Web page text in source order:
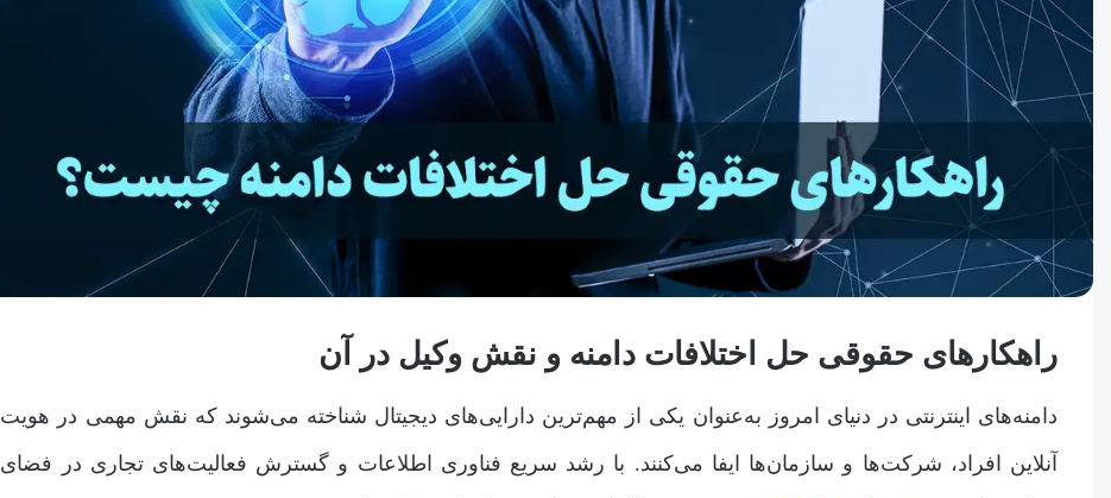
راهکارهای حقوقی حل اختلافات دامنه و نقش وکیل در آن
دامنه‌های اینترنتی در دنیای امروز به‌عنوان یکی از مهم‌ترین دارایی‌های دیجیتال شناخته می‌شوند که نقش مهمی در هویت
آنلاین افراد، شرکت‌ها و سازمان‌ها ایفا می‌کنند. با رشد سریع فناوری اطلاعات و گسترش فعالیت‌های تجاری در فضای